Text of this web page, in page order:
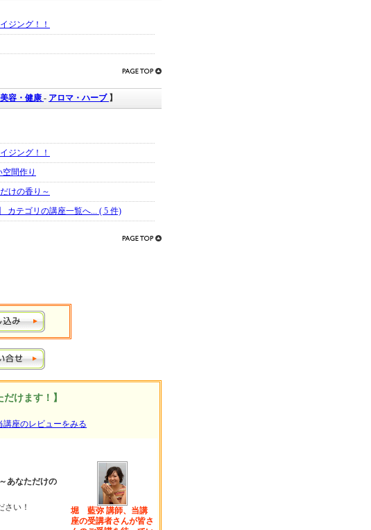
ジング！！
容・健康 - アロマ・ハーブ 】
ジング！！
間作り
けの香り～
カテゴリの講座一覧へ... ( 5 件)
だけます！】
講座のレビューをみる
あなただけの
さい！
堀 藍弥 講師、当講
座の受講者さんが皆さ